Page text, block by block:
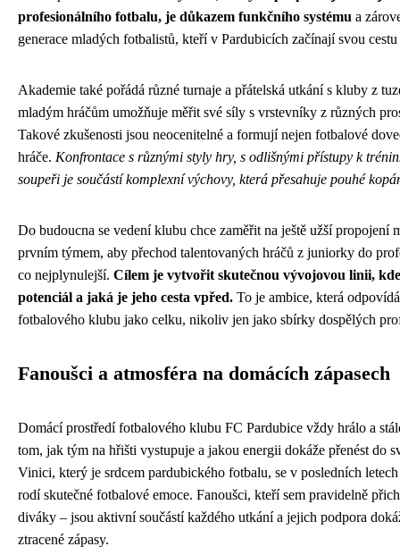
profesionálního fotbalu, je důkazem funkčního systému a
generace mladých fotbalistů, kteří v Pardubicích začínají svou
Akademie také pořádá různé turnaje a přátelská utkání s kluby z
mladým hráčům umožňuje měřit své síly s vrstevníky z různých
Takové zkušenosti jsou neocenitelné a formují nejen fotbalové
hráče. Konfrontace s různými styly hry, s odlišnými přístupy k
soupeři je součástí komplexní výchovy, která přesahuje pouhé
Do budoucna se vedení klubu chce zaměřit na ještě užší propojení
prvním týmem, aby přechod talentovaných hráčů z juniorky do
co nejplynulejší. Cílem je vytvořit skutečnou vývojovou linii,
potenciál a jaká je jeho cesta vpřed. To je ambice, která
fotbalového klubu jako celku, nikoliv jen jako sbírky dospělých
Fanoušci a atmosféra na domácích zápasech
Domácí prostředí fotbalového klubu FC Pardubice vždy hrálo a
tom, jak tým na hřišti vystupuje a jakou energii dokáže přenést do
Vinici, který je srdcem pardubického fotbalu, se v posledních
rodí skutečné fotbalové emoce. Fanoušci, kteří sem pravidelně
diváky – jsou aktivní součástí každého utkání a jejich podpora
ztracené zápasy.